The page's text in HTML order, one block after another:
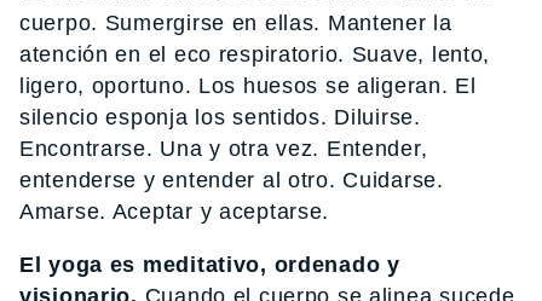
cuerpo. Sumergirse en ellas. Mantener la
atención en el eco respiratorio. Suave, lento,
ligero, oportuno. Los huesos se aligeran. El
silencio esponja los sentidos. Diluirse.
Encontrarse. Una y otra vez. Entender,
entenderse y entender al otro. Cuidarse.
Amarse. Aceptar y aceptarse.
El yoga es meditativo, ordenado y
visionario. Cuando el cuerpo se alinea sucede